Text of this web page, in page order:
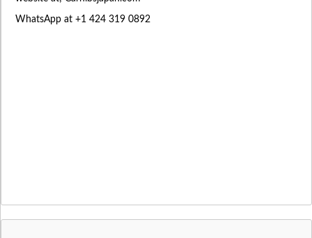
WhatsApp at +1 424 319 0892